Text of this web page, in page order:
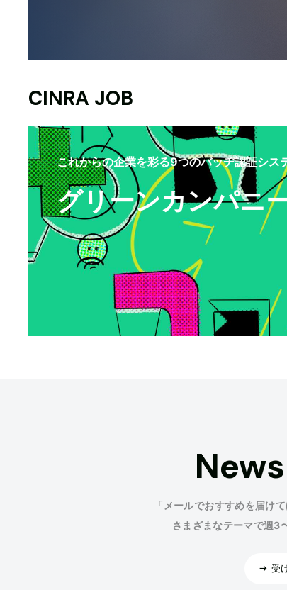
CINRA JOB
これからの企業を彩る9つのバッヂ認証シス
グリーンカンパニ
「メールでおすすめを届け
さまざまなテーマで週3
受